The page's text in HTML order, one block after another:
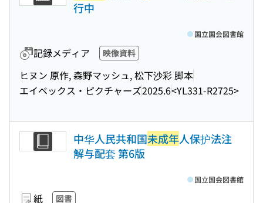
行中
記録メディア 映像資料
ヒヌン 原作, 森野マッシュ, 松下沙彩 脚本
エイベックス・ピクチャーズ2025.6<YL331-R2725>
国立国会図書館
中华人民共和国未成年人保护法注
解与配套 第6版
紙 図書
国立国会図書館